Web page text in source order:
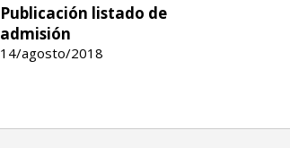
Publicación listado de
admisión
14/agosto/2018